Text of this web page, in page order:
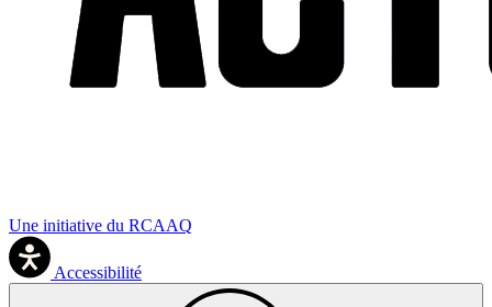
Une initiative du RCAAQ
Accessibilité